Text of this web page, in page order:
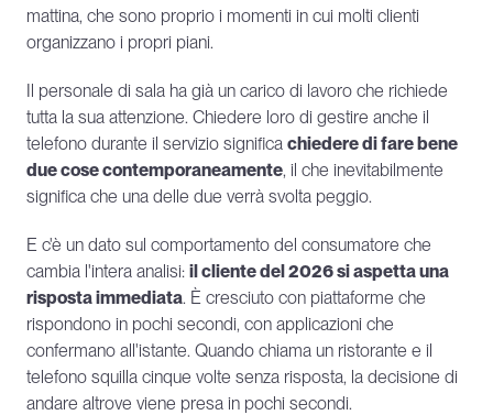
mattina, che sono proprio i momenti in cui molti clienti
organizzano i propri piani.
Il personale di sala ha già un carico di lavoro che richiede
tutta la sua attenzione. Chiedere loro di gestire anche il
telefono durante il servizio significa chiedere di fare bene
due cose contemporaneamente, il che inevitabilmente
significa che una delle due verrà svolta peggio.
E c'è un dato sul comportamento del consumatore che
cambia l'intera analisi: il cliente del 2026 si aspetta una
risposta immediata. È cresciuto con piattaforme che
rispondono in pochi secondi, con applicazioni che
confermano all'istante. Quando chiama un ristorante e il
telefono squilla cinque volte senza risposta, la decisione di
andare altrove viene presa in pochi secondi.